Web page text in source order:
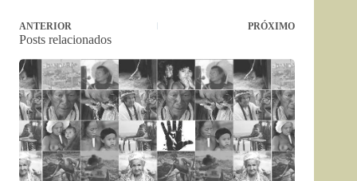
ANTERIOR PRÓXIMO
Posts relacionados